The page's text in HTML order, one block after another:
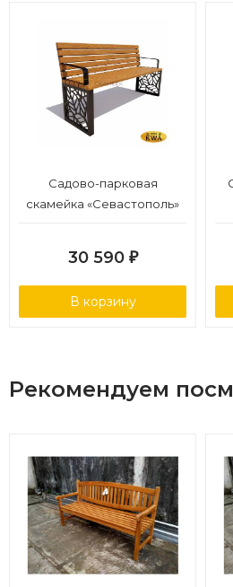
Садово-парковая
скамейка «Севастополь»
30 590 ₽
В корзину
Рекомендуем